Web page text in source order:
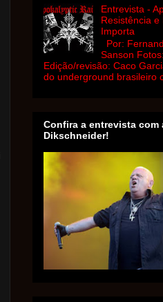
Entrevista -
Resistência
Importa
Por:
Sanson
Edição/revisão: Caco
do underground brasileiro
Confira a entrevista com
Dikschneider!